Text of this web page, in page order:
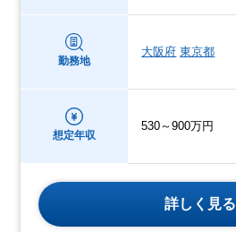
勤務地
大阪府 東京都
想定年収
530～900万円
詳しく見る